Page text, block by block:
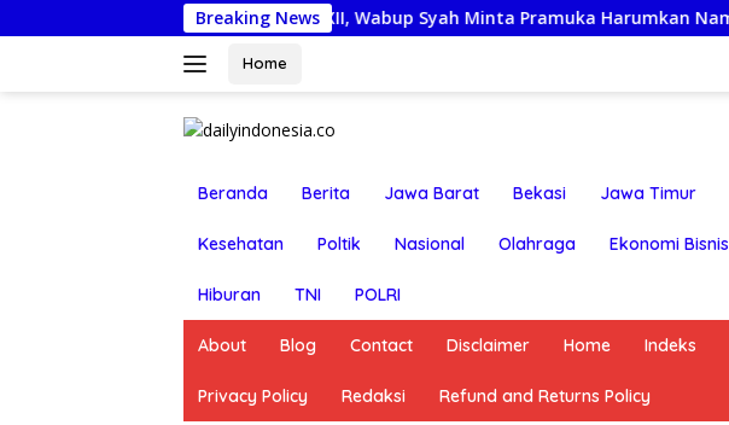
ke
Breaking News
Kontingen Jamnas XII, Wabup Syah Minta Pramuka Harumkan Nama Trenggalek
Home
Beranda Berita Jawa Barat Bekasi Jawa Timur
Kesehatan Poltik Nasional Olahraga Ekonomi Bisnis
Hiburan TNI POLRI
About Blog Contact Disclaimer Home Indeks
Privacy Policy Redaksi Refund and Returns Policy